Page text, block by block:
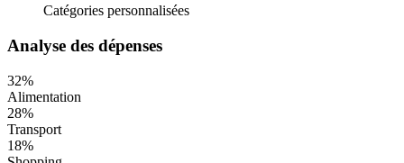
Catégories personnalisées
Analyse des dépenses
32%
Alimentation
28%
Transport
18%